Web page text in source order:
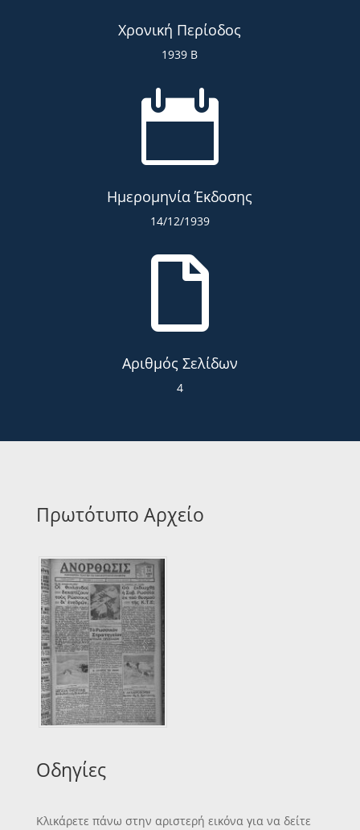
Χρονική Περίοδος
1939 Β

Ημερομηνία Έκδοσης
14/12/1939

Αριθμός Σελίδων
4
Πρωτότυπο Αρχείο
Οδηγίες
Κλικάρετε πάνω στην αριστερή εικόνα για να δείτε